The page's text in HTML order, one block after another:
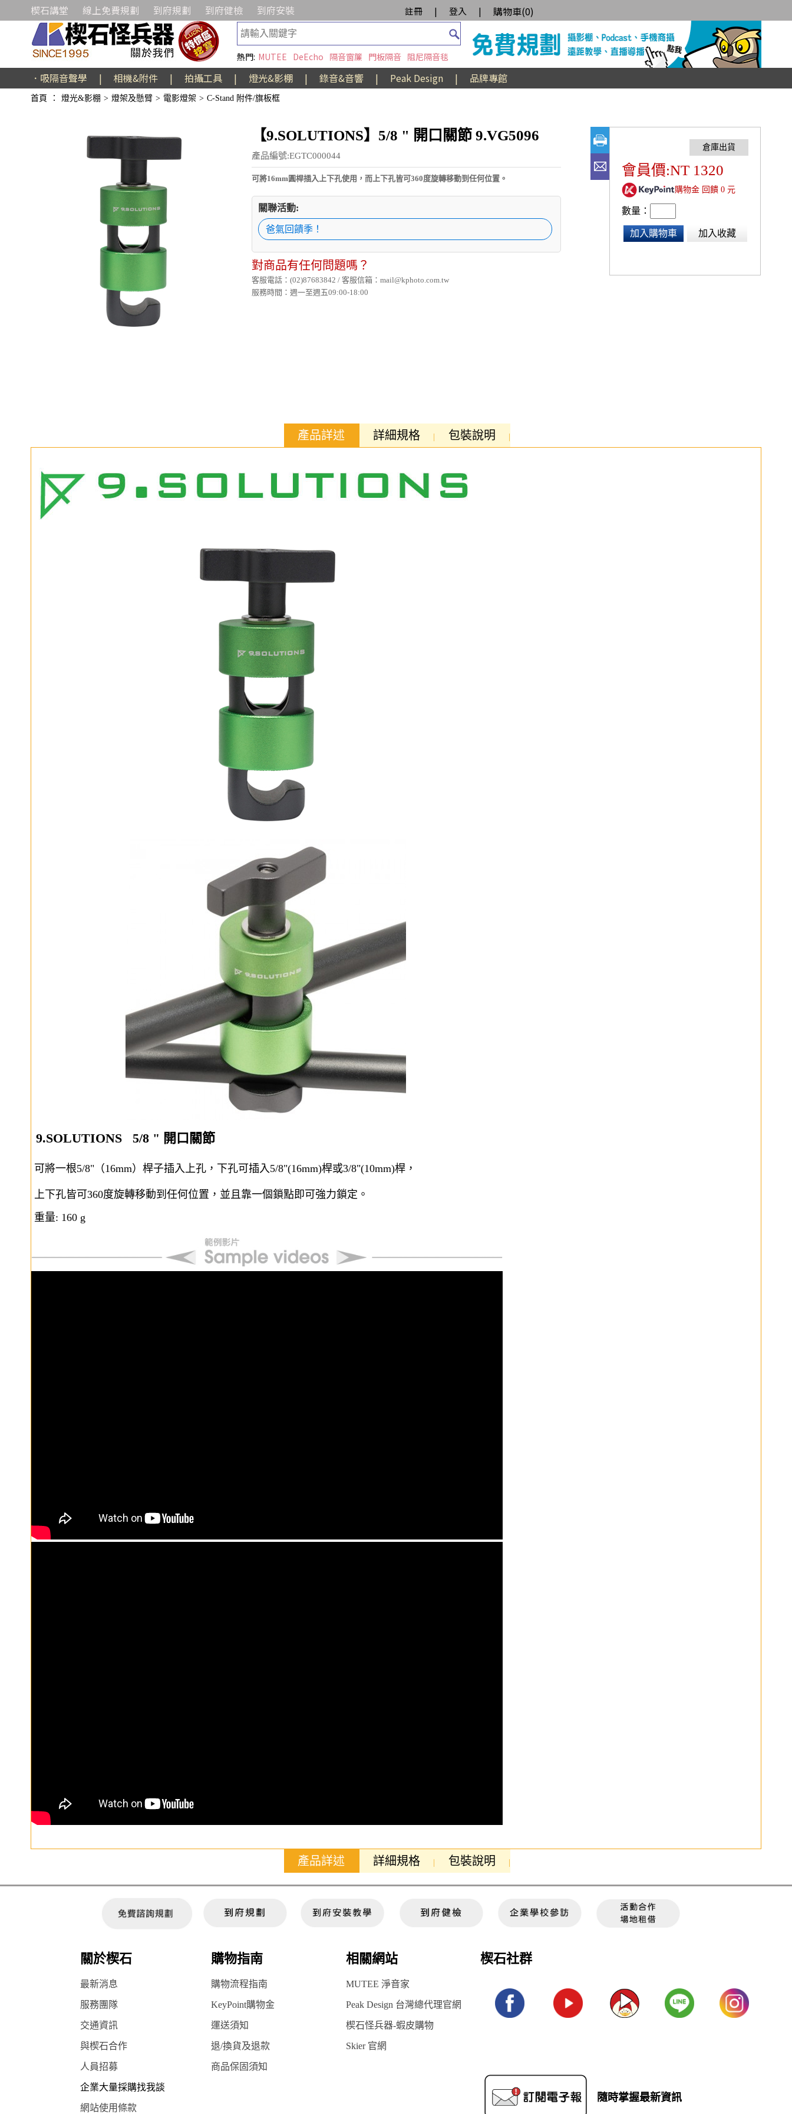
楔石講堂 線上免費規劃 到府規劃 到府健檢 到府安裝 註冊 | 登入 | 購物車(0)
熱門: MUTEE DeEcho 隔音窗簾 門板隔音 阻尼隔音毯
．吸隔音聲學 | 相機&附件 | 拍攝工具 | 燈光&影棚 | 錄音&音響 | Peak Design | 品牌專館
首頁 ： 燈光&影棚 > 燈架及懸臂 > 電影燈架 > C-Stand 附件/旗板框
【9.SOLUTIONS】5/8 " 開口關節 9.VG5096
產品編號:EGTC000044
可將16mm圓桿插入上下孔使用，而上下孔皆可360度旋轉移動到任何位置。
關聯活動:
爸氣回饋季！
對商品有任何問題嗎？
客服電話：(02)87683842 / 客服信箱：mail@kphoto.com.tw
服務時間：週一至週五09:00-18:00
會員價:NT 1320
購物金 回饋 0 元
數量：
加入購物車 加入收藏
產品詳述 詳細規格 包裝說明
9.SOLUTIONS 5/8 " 開口關節
可將一根5/8"（16mm）桿子插入上孔，下孔可插入5/8"(16mm)桿或3/8"(10mm)桿，
上下孔皆可360度旋轉移動到任何位置，並且靠一個鎖點即可強力鎖定。
重量: 160 g
產品詳述 詳細規格 包裝說明
關於楔石 購物指南 相關網站 楔石社群
最新消息 購物流程指南 MUTEE 淨音家
服務團隊 KeyPoint購物金 Peak Design 台灣總代理官網
交通資訊 運送須知 楔石怪兵器-蝦皮購物
與楔石合作 退/換貨及退款 Skier 官網
隨時掌握最新資訊
人員招募 商品保固須知
企業大量採購找我談
網站使用條款